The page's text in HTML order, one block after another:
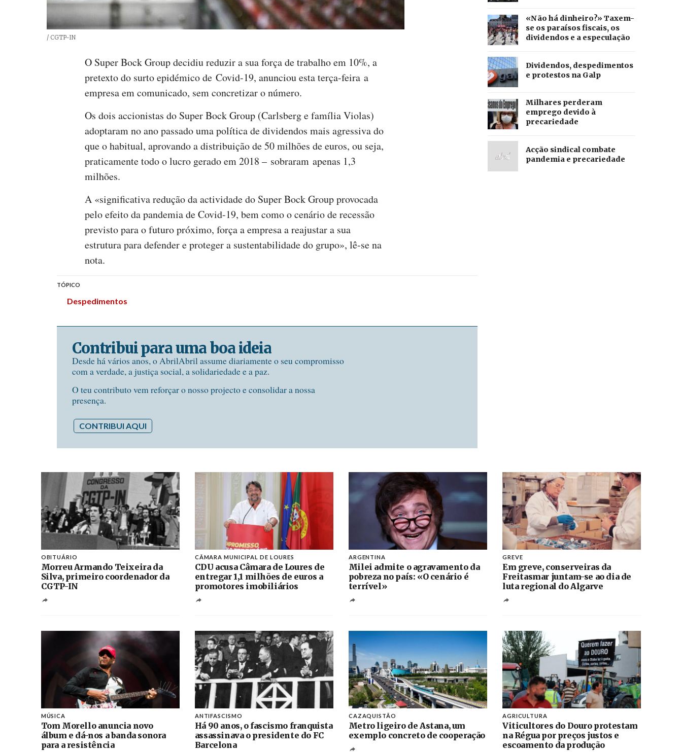
Créditos
/ CGTP-IN
O Super Bock Group decidiu reduzir a sua força de trabalho em 10%, a
pretexto do surto epidémico de Covid-19, anunciou esta terça-feira a
empresa em comunicado, sem concretizar o número.
Os dois accionistas do Super Bock Group (Carlsberg e família Violas)
adoptaram no ano passado uma política de dividendos mais agressiva do
que o habitual, aprovando a distribuição de 50 milhões de euros, ou seja,
praticamente todo o lucro gerado em 2018 – sobraram apenas 1,3
milhões.
A «significativa redução da actividade do Super Bock Group provocada
pelo efeito da pandemia de Covid-19, bem como o cenário de recessão
previsto para o futuro próximo, força a empresa a reajustar a sua
estrutura para defender e proteger a sustentabilidade do grupo», lê-se na
nota.
TÓPICO
Despedimentos
Contribui para uma boa ideia
Desde há vários anos, o AbrilAbril assume diariamente o seu compromisso
com a verdade, a justiça social, a solidariedade e a paz.
O teu contributo vem reforçar o nosso projecto e consolidar a nossa
presença.
CONTRIBUI AQUI
«Não há dinheiro?» Taxem-
se os paraísos fiscais, os
dividendos e a especulação
Dividendos, despedimentos
e protestos na Galp
Milhares perderam
emprego devido à
precariedade
Acção sindical combate
pandemia e precariedade
OBITUÁRIO
Morreu Armando Teixeira da
Silva, primeiro coordenador da
CGTP-IN
CÂMARA MUNICIPAL DE LOURES
CDU acusa Câmara de Loures de
entregar 1,1 milhões de euros a
promotores imobiliários
ARGENTINA
Milei admite o agravamento da
pobreza no país: «O cenário é
terrível»
GREVE
Em greve, conserveiras da
Freitasmar juntam-se ao dia de
luta regional do Algarve
MÚSICA
Tom Morello anuncia novo
álbum e dá-nos a banda sonora
para a resistência
ANTIFASCISMO
Há 90 anos, o fascismo franquista
assassinava o presidente do FC
Barcelona
CAZAQUISTÃO
Metro ligeiro de Astana, um
exemplo concreto de cooperação
AGRICULTURA
Viticultores do Douro protestam
na Régua por preços justos e
escoamento da produção